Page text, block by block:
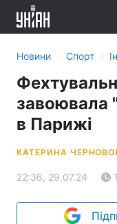
Новини › Спорт ›
завоювала
в Парижі
КАТЕРИНА
22:36, 29.07.24